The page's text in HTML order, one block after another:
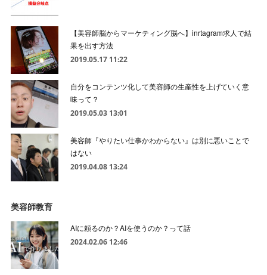
【美容師脳からマーケティング脳へ】inrtagram求人で結
果を出す方法
2019.05.17 11:22
自分をコンテンツ化して美容師の生産性を上げていく意
味って？
2019.05.03 13:01
美容師『やりたい仕事かわからない』は別に悪いことで
はない
2019.04.08 13:24
美容師教育
AIに頼るのか？AIを使うのか？って話
2024.02.06 12:46